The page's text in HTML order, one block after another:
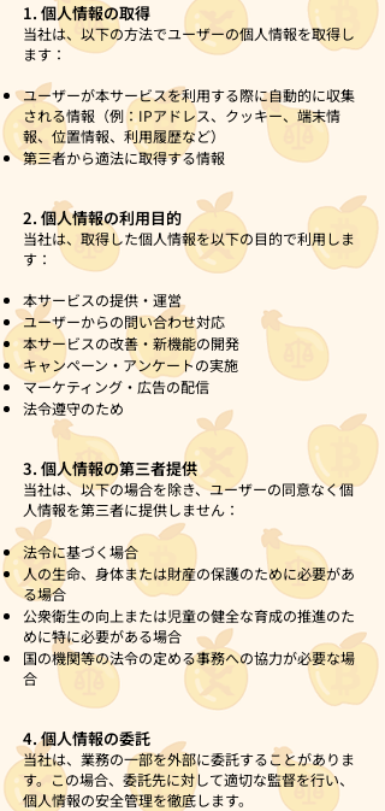
1. 個人情報の取得
当社は、以下の方法でユーザーの個人情報を取得し
ます：
ユーザーが本サービスを利用する際に自動的に収集
される情報（例：IPアドレス、クッキー、端末情
報、位置情報、利用履歴など）
第三者から適法に取得する情報
2. 個人情報の利用目的
当社は、取得した個人情報を以下の目的で利用しま
す：
本サービスの提供・運営
ユーザーからの問い合わせ対応
本サービスの改善・新機能の開発
キャンペーン・アンケートの実施
マーケティング・広告の配信
法令遵守のため
3. 個人情報の第三者提供
当社は、以下の場合を除き、ユーザーの同意なく個
人情報を第三者に提供しません：
法令に基づく場合
人の生命、身体または財産の保護のために必要があ
る場合
公衆衛生の向上または児童の健全な育成の推進のた
めに特に必要がある場合
国の機関等の法令の定める事務への協力が必要な場
合
4. 個人情報の委託
当社は、業務の一部を外部に委託することがありま
す。この場合、委託先に対して適切な監督を行い、
個人情報の安全管理を徹底します。